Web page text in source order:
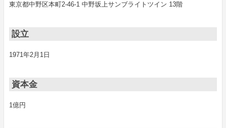
東京都中野区本町2-46-1 中野坂上サンブライトツイン 13階
設立
1971年2月1日
資本金
1億円